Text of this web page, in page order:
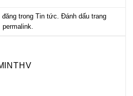
trong Tin tức . Đánh dấu trang
permalink